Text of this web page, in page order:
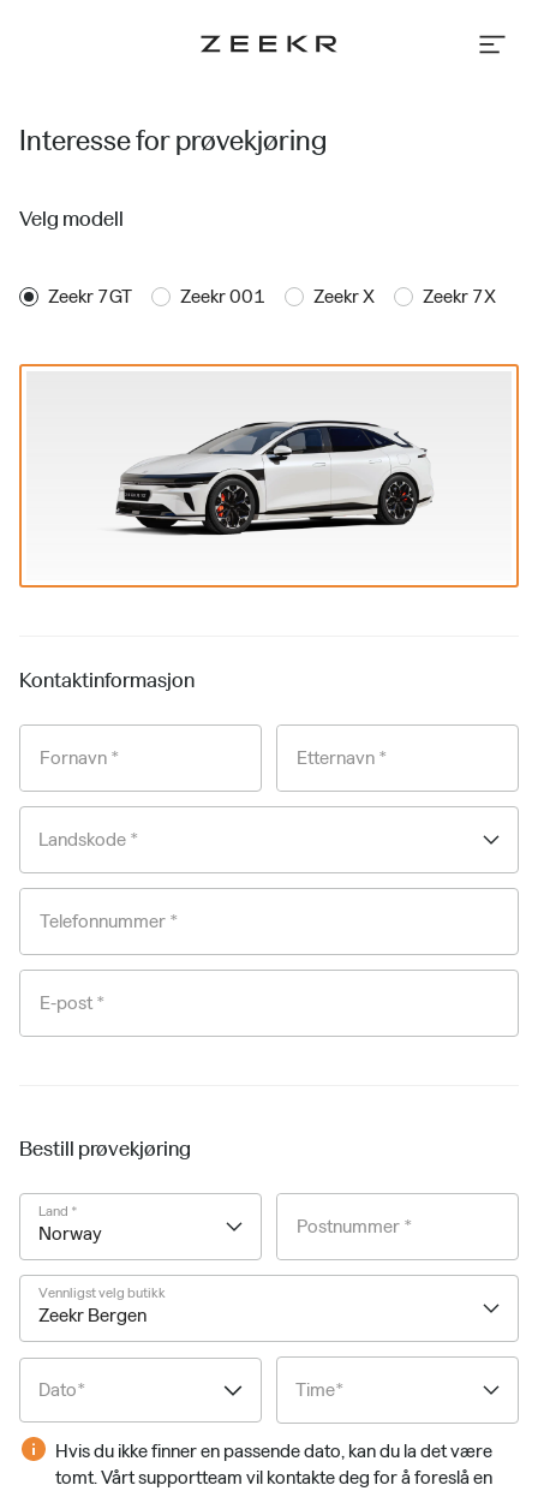
Interesse for prøvekjøring
Velg modell
Zeekr 7GT Zeekr 001 Zeekr X Zeekr 7X
Kontaktinformasjon
Fornavn * Etternavn *
Landskode *
Telefonnummer *
E-post *
Bestill prøvekjøring
Norway
Land *
Postnummer *
Zeekr Bergen
Vennligst velg butikk
Dato* Time*
Hvis du ikke finner en passende dato, kan du la det være
tomt. Vårt supportteam vil kontakte deg for å foreslå en